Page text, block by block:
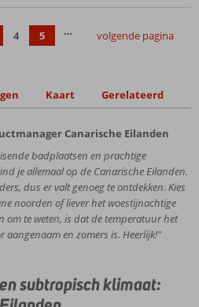
4 5 … volgende pagina
Kaart Gerelateerd
Canarische Eilanden
badplaatsen en prachtige
je allemaal op de Canarische Eilanden.
dus er valt genoeg te ontdekken. Kies
noorden of liever het woestijnachtige
om te weten, is dat de temperatuur het
aangenaam en zomers is. Heerlijk!"
subtropisch klimaat: